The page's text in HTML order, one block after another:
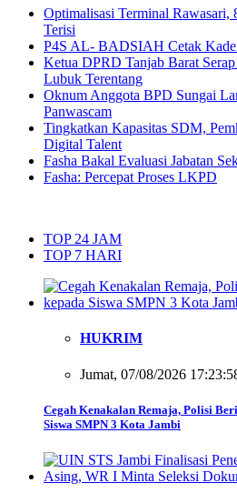
Optimalisasi Terminal Rawasari,
Terisi
P4S AL- BADSIAH Cetak Kade
Ketua DPRD Tanjab Barat
Lubuk Terentang
Oknum Anggota BPD Sungai
Panwascam
Tingkatkan Kapasitas SDM,
Digital Talent
Fasha Bakal Evaluasi Jabatan
Fasha: Percepat Proses LKPD
TOP 24 JAM
TOP 7 HARI
HUKRIM
Jumat, 07/08/2026
Cegah Kenakalan Remaja, Polisi
Siswa SMPN 3 Kota Jambi